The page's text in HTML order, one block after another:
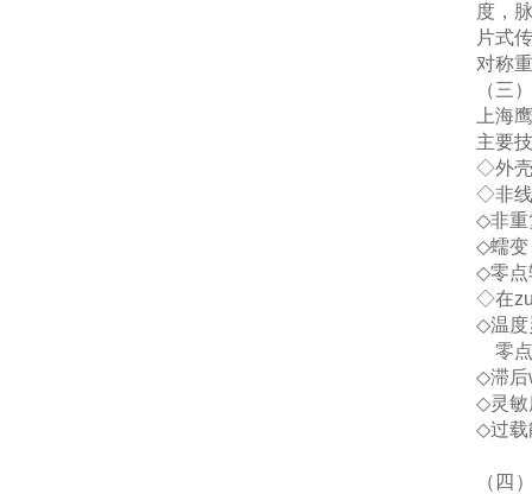
度，
片式
对称
（三）
上海
主要
◇外
◇非
◇非
◇蠕变
◇零
◇在
◇温
零
◇滞
◇灵
◇过
（ 四